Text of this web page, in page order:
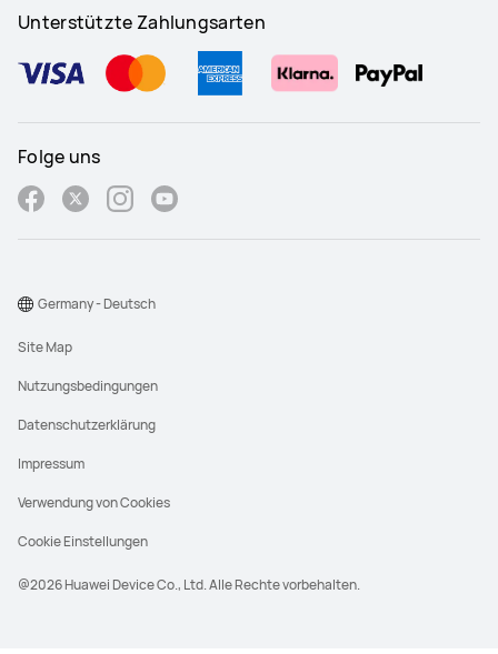
Unterstützte Zahlungsarten
Folge uns
@2026 Huawei Device Co., Ltd. Alle Rechte vorbehalten.
Site Map
Nutzungsbedingungen
Datenschutzerklärung
Impressum
Verwendung von Cookies
Cookie Einstellungen
Germany - Deutsch